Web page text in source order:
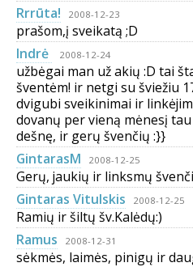
Rrrūta!
2008-12-23
prašom,į sveikatą ;D
Indrė
2008-12-24
užbėgai man už akių :D tai
šventėm! ir netgi su šviežiu
dvigubi sveikinimai ir
dovanų per vieną mėnesį
dešnę, ir gerų švenčių :}}
GintarasM
2008-12-25
Gerų, jaukių ir linksmų
Gintaras Vitulskis
2008-12-25
Ramių ir šiltų šv.Kalėdų:)
Ramus
2008-12-31
sėkmės, laimės, pinigų ir